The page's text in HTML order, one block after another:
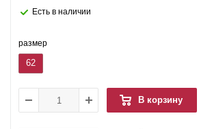
Есть в наличии
размер
62
В корзину